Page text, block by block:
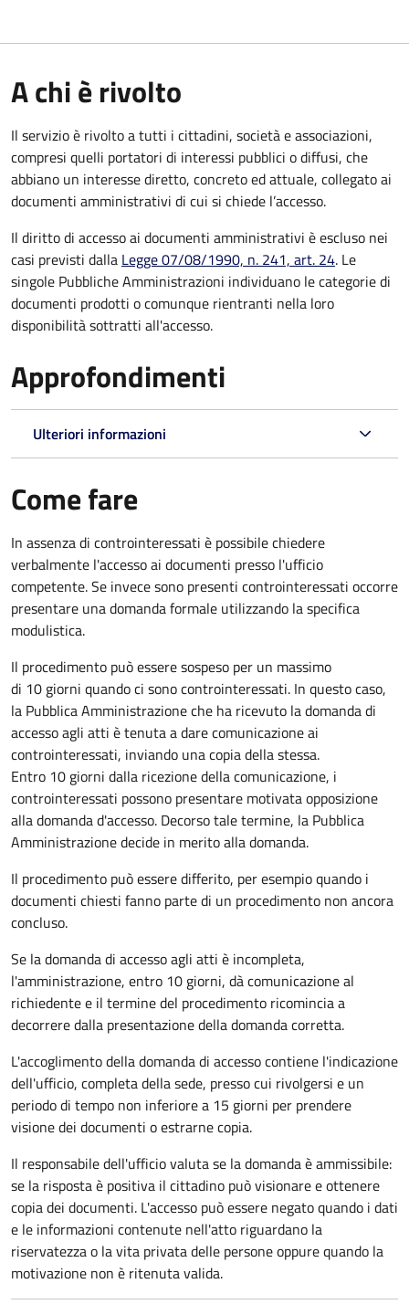
A chi è rivolto
Il servizio è rivolto a tutti i cittadini, società e associazioni,
compresi quelli portatori di interessi pubblici o diffusi, che
abbiano un interesse diretto, concreto ed attuale, collegato ai
documenti amministrativi di cui si chiede l’accesso.
Il diritto di accesso ai documenti amministrativi è escluso nei
casi previsti dalla Legge 07/08/1990, n. 241, art. 24. Le
singole Pubbliche Amministrazioni individuano le categorie di
documenti prodotti o comunque rientranti nella loro
disponibilità sottratti all'accesso.
Approfondimenti
Ulteriori informazioni
Come fare
In assenza di controinteressati è possibile chiedere
verbalmente l'accesso ai documenti presso l'ufficio
competente. Se invece sono presenti controinteressati occorre
presentare una domanda formale utilizzando la specifica
modulistica.
Il procedimento può essere sospeso per un massimo
di 10 giorni quando ci sono controinteressati. In questo caso,
la Pubblica Amministrazione che ha ricevuto la domanda di
accesso agli atti è tenuta a dare comunicazione ai
controinteressati, inviando una copia della stessa.
Entro 10 giorni dalla ricezione della comunicazione, i
controinteressati possono presentare motivata opposizione
alla domanda d'accesso. Decorso tale termine, la Pubblica
Amministrazione decide in merito alla domanda.
Il procedimento può essere differito, per esempio quando i
documenti chiesti fanno parte di un procedimento non ancora
concluso.
Se la domanda di accesso agli atti è incompleta,
l'amministrazione, entro 10 giorni, dà comunicazione al
richiedente e il termine del procedimento ricomincia a
decorrere dalla presentazione della domanda corretta.
L'accoglimento della domanda di accesso contiene l'indicazione
dell'ufficio, completa della sede, presso cui rivolgersi e un
periodo di tempo non inferiore a 15 giorni per prendere
visione dei documenti o estrarne copia.
Il responsabile dell'ufficio valuta se la domanda è ammissibile:
se la risposta è positiva il cittadino può visionare e ottenere
copia dei documenti. L'accesso può essere negato quando i dati
e le informazioni contenute nell'atto riguardano la
riservatezza o la vita privata delle persone oppure quando la
motivazione non è ritenuta valida.